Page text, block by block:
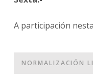
A participación
NORMALIZACIÓN